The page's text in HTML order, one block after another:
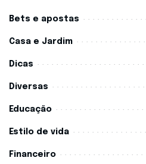
Bets e apostas
Casa e Jardim
Dicas
Diversas
Educação
Estilo de vida
Financeiro